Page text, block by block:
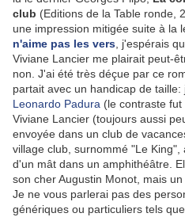
club (Editions de la Table ronde,
une impression mitigée suite à la
n'aime pas les vers , j'espérais
Viviane Lancier me plairait peut-
non. J'ai été très déçue par ce
partait avec un handicap de
Leonardo Padura (le contraste fut
Viviane Lancier (toujours aussi
envoyée dans un club de
village club, surnommé "Le
d'un mât dans un amphithéâtre.
son cher Augustin Monot, mais
Je ne vous parlerai pas des
génériques ou particuliers tels